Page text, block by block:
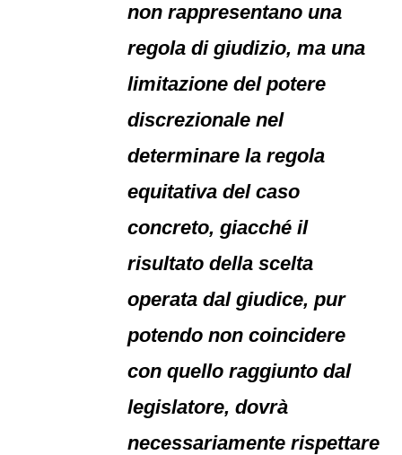
non rappresentano una
regola di giudizio, ma una
limitazione del potere
discrezionale nel
determinare la regola
equitativa del caso
concreto, giacché il
risultato della scelta
operata dal giudice, pur
potendo non coincidere
con quello raggiunto dal
legislatore, dovrà
necessariamente rispettare